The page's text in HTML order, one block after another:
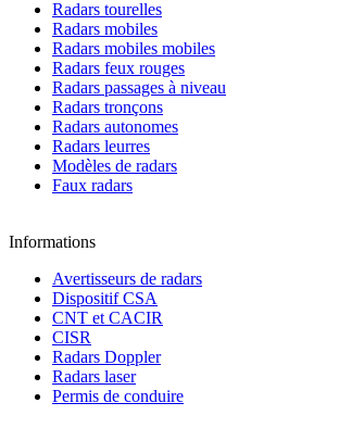
Radars tourelles
Radars mobiles
Radars mobiles mobiles
Radars feux rouges
Radars passages à niveau
Radars tronçons
Radars autonomes
Radars leurres
Modèles de radars
Faux radars
Informations
Avertisseurs de radars
Dispositif CSA
CNT et CACIR
CISR
Radars Doppler
Radars laser
Permis de conduire